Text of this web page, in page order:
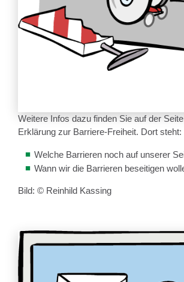
Weitere Infos dazu finden Sie auf der
Erklärung zur Barriere-Freiheit. Dort steht:
Welche Barrieren noch auf unserer
Wann wir die Barrieren beseitigen
Bild: © Reinhild Kassing